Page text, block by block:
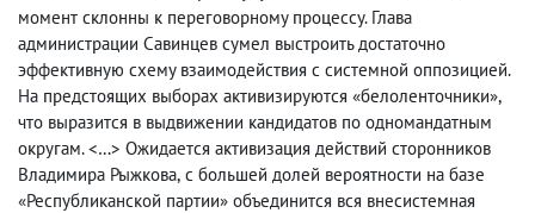
момент склонны к переговорному процессу. Глава
администрации Савинцев сумел выстроить достаточно
эффективную схему взаимодействия с системной оппозицией.
На предстоящих выборах активизируются «белоленточники»,
что выразится в выдвижении кандидатов по одномандатным
округам. <…> Ожидается активизация действий сторонников
Владимира Рыжкова, с большей долей вероятности на базе
«Республиканской партии» объединится вся внесистемная